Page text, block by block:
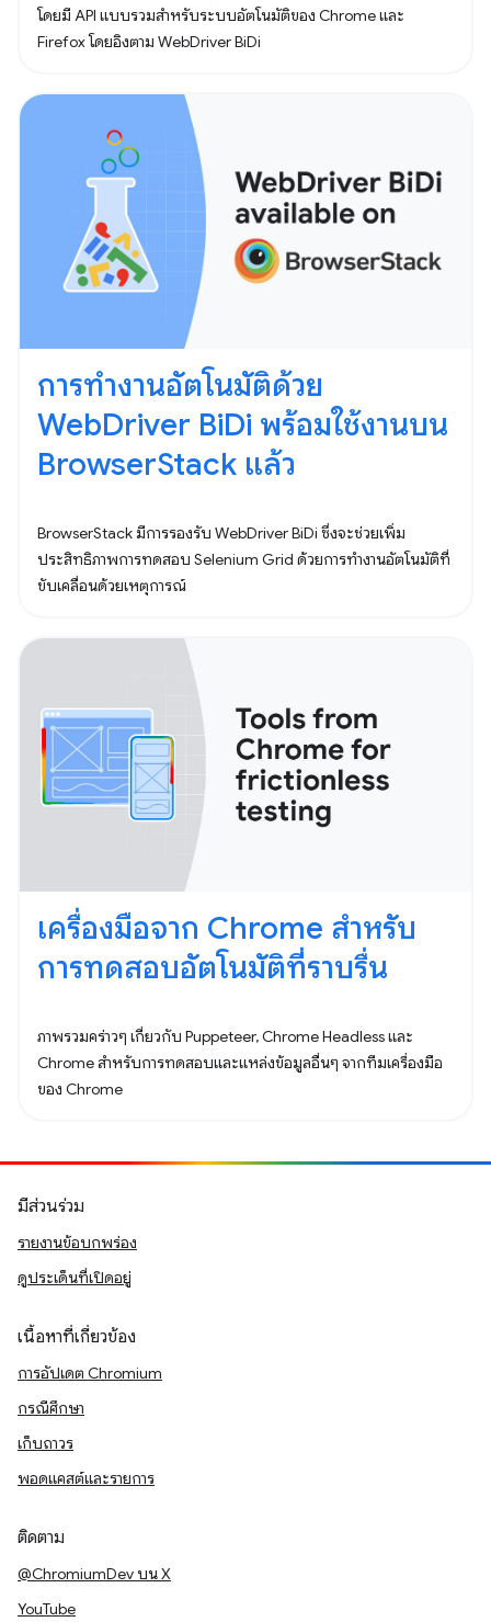
โดยมี API แบบรวมสำหรับระบบอัตโนมัติของ Chrome และ
Firefox โดยอิงตาม WebDriver BiDi
การทำงานอัตโนมัติด้วย
WebDriver BiDi พร้อมใช้งานบน
BrowserStack แล้ว
BrowserStack มีการรองรับ WebDriver BiDi ซึ่งจะช่วยเพิ่ม
ประสิทธิภาพการทดสอบ Selenium Grid ด้วยการทำงานอัตโนมัติที่
ขับเคลื่อนด้วยเหตุการณ์
เครื่องมือจาก Chrome สำหรับ
การทดสอบอัตโนมัติที่ราบรื่น
ภาพรวมคร่าวๆ เกี่ยวกับ Puppeteer, Chrome Headless และ
Chrome สำหรับการทดสอบและแหล่งข้อมูลอื่นๆ จากทีมเครื่องมือ
ของ Chrome
มีส่วนร่วม
รายงานข้อบกพร่อง
ดูประเด็นที่เปิดอยู่
เนื้อหาที่เกี่ยวข้อง
การอัปเดต Chromium
กรณีศึกษา
เก็บถาวร
พอดแคสต์และรายการ
ติดตาม
@ChromiumDev บน X
YouTube